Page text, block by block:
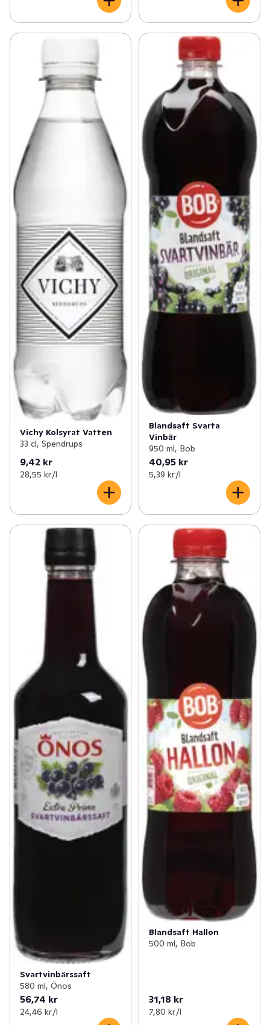
Vichy Kolsyrat Vatten
33 cl, Spendrups
9,42 kr
28,55 kr /l
Blandsaft Svarta
Vinbär
950 ml, Bob
40,95 kr
5,39 kr /l
Svartvinbärssaft
580 ml, Önos
56,74 kr
24,46 kr /l
Blandsaft Hallon
500 ml, Bob
31,18 kr
7,80 kr /l